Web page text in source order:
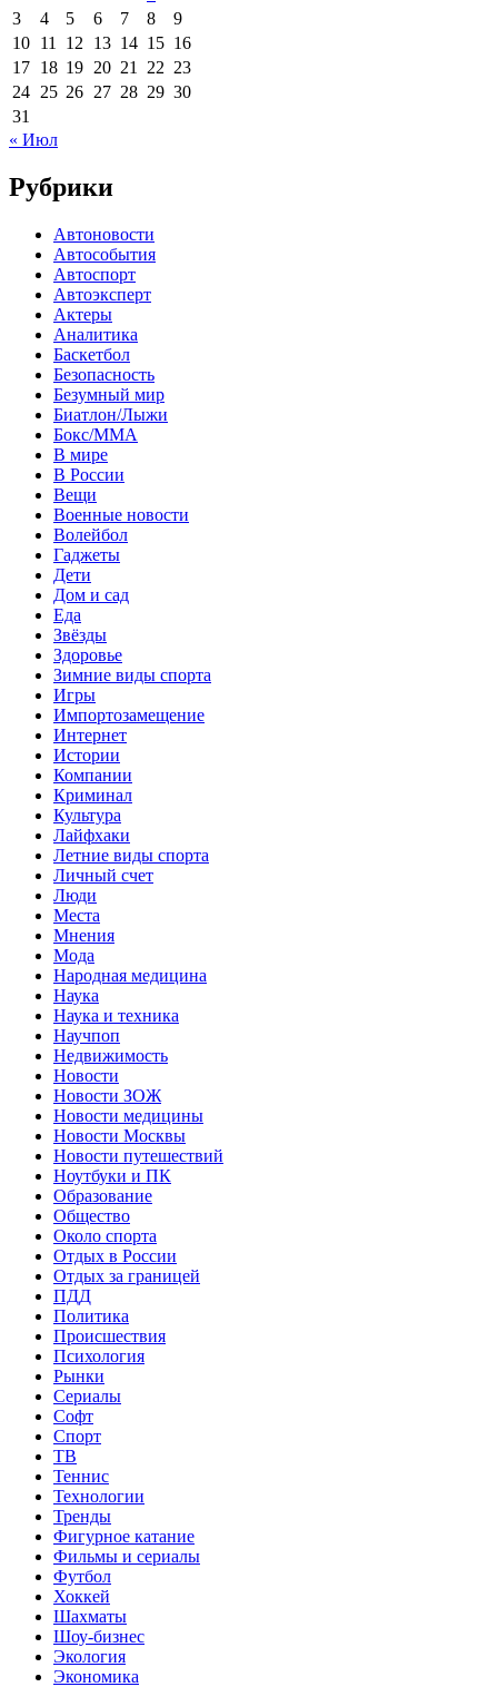
3
4 5 6 7 8
9
10 11 12 13 14 15 16
17 18 19 20 21 22 23
24 25 26 27 28 29 30
31
« Июл
Рубрики
Автоновости
Автособытия
Автоспорт
Автоэксперт
Актеры
Аналитика
Баскетбол
Безопасность
Безумный мир
Биатлон/Лыжи
Бокс/MMA
В мире
В России
Вещи
Военные новости
Волейбол
Гаджеты
Дети
Дом и сад
Еда
Звёзды
Здоровье
Зимние виды спорта
Игры
Импортозамещение
Интернет
Истории
Компании
Криминал
Культура
Лайфхаки
Летние виды спорта
Личный счет
Люди
Места
Мнения
Мода
Народная медицина
Наука
Наука и техника
Научпоп
Недвижимость
Новости
Новости ЗОЖ
Новости медицины
Новости Москвы
Новости путешествий
Ноутбуки и ПК
Образование
Общество
Около спорта
Отдых в России
Отдых за границей
ПДД
Политика
Происшествия
Психология
Рынки
Сериалы
Софт
Спорт
ТВ
Теннис
Технологии
Тренды
Фигурное катание
Фильмы и сериалы
Футбол
Хоккей
Шахматы
Шоу-бизнес
Экология
Экономика